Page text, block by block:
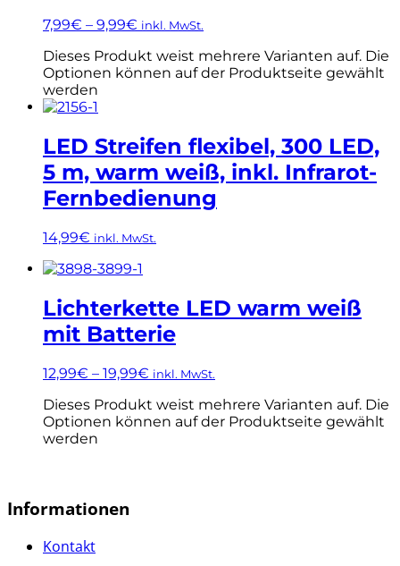
7,99€ – 9,99€ inkl. MwSt.
Dieses Produkt weist mehrere Varianten auf. Die
Optionen können auf der Produktseite gewählt
werden
LED Streifen flexibel, 300 LED,
5 m, warm weiß, inkl. Infrarot-
Fernbedienung
14,99€ inkl. MwSt.
Lichterkette LED warm weiß
mit Batterie
12,99€ – 19,99€ inkl. MwSt.
Dieses Produkt weist mehrere Varianten auf. Die
Optionen können auf der Produktseite gewählt
werden
Informationen
Kontakt